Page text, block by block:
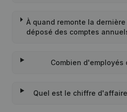
À quand remonte la
déposé des comptes
Combien d'employés
Quel est le chiffre